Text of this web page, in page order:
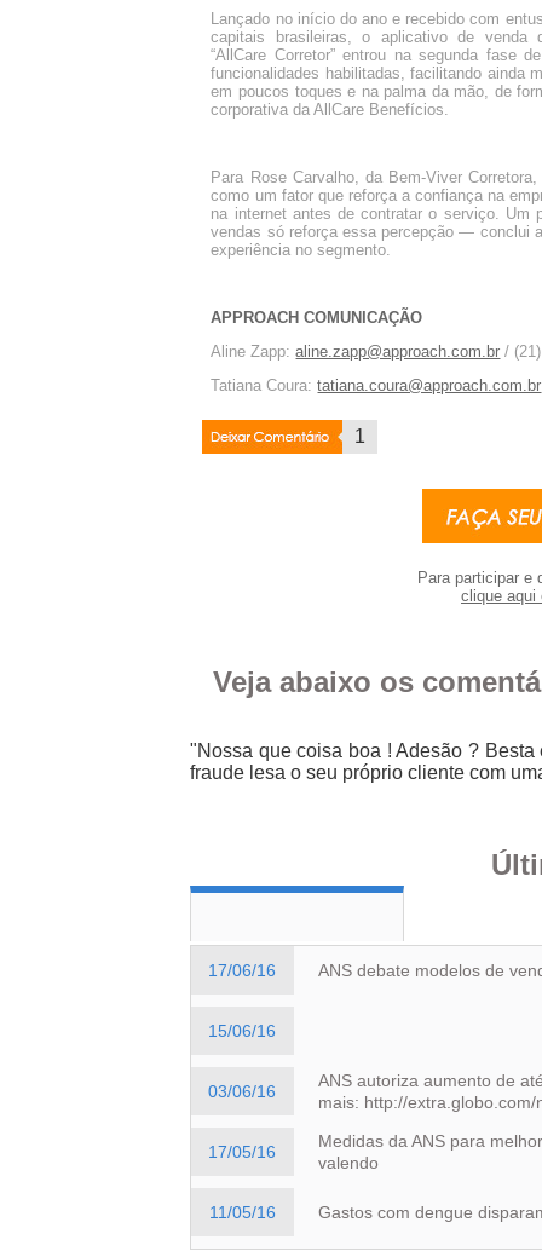
Lançado no início do ano e recebido com
capitais brasileiras, o aplicativo de venda
“AllCare Corretor” entrou na segunda fase
funcionalidades habilitadas, facilitando ainda
em poucos toques e na palma da mão, de
corporativa da AllCare Benefícios.
Para Rose Carvalho, da Bem-Viver
como um fator que reforça a confiança na
na internet antes de contratar o serviço. Um
vendas só reforça essa percepção — conclui
experiência no segmento.
APPROACH COMUNICAÇÃO
Aline Zapp:aline.zapp@approach.com.br /
Tatiana Coura:tatiana.coura@approach.com.br
Deixar
1
Para participar e
clique aqui
Veja abaixo os
"Nossa que coisa boa ! Adesão ?
fraude lesa o seu próprio cliente com
17/06/16 ANS debate modelos de
15/06/16
03/06/16
ANS autoriza aumento de
mais: http://
17/05/16
Medidas da ANS para
valendo
11/05/16 Gastos com dengue